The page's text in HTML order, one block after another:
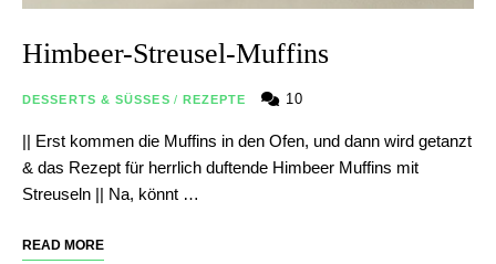
Himbeer-Streusel-Muffins
DESSERTS & SÜSSES / REZEPTE 10
|| Erst kommen die Muffins in den Ofen, und dann wird getanzt
& das Rezept für herrlich duftende Himbeer Muffins mit
Streuseln || Na, könnt …
READ MORE